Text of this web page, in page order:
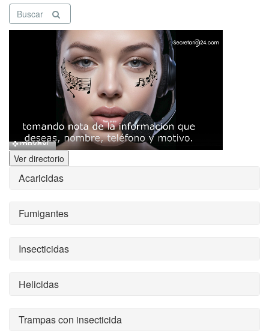
Buscar
Ver directorio
Acaricidas
Fumigantes
Insecticidas
Helicidas
Trampas con insecticida